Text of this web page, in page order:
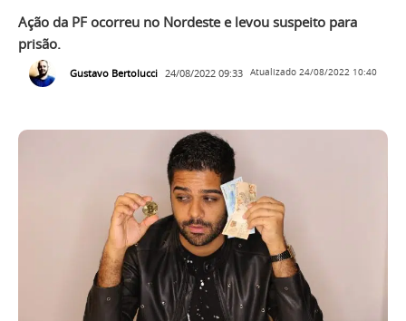
Ação da PF ocorreu no Nordeste e levou suspeito para
prisão.
Gustavo Bertolucci 24/08/2022 09:33 Atualizado 24/08/2022 10:40